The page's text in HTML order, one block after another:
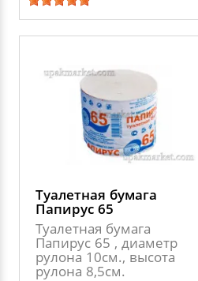
Туалетная бумага
Папирус 65
Туалетная бумага
Папирус 65 , диаметр
рулона 10см., высота
рулона 8,5см.